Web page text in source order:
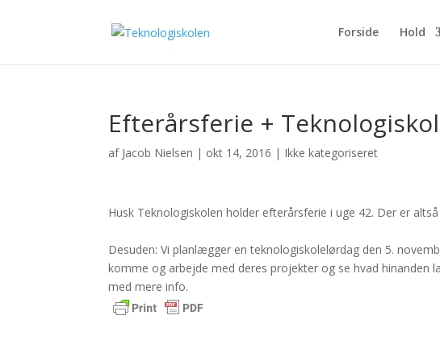
Forside Hold
Efterårsferie +
af Jacob Nielsen | okt 14, 2016 | Ikke kategoriseret
Husk Teknologiskolen holder efterårsferie i uge 42. Der er
Desuden: Vi planlægger en teknologiskolelørdag den 5.
komme og arbejde med deres projekter og se hvad hinanden
med mere info.